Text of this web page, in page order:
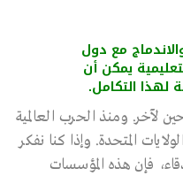
مع دول
يمكن أن
التكامل.
لآخر. ومنذ الحرب العالمية
المتحدة. وإذا كنا نفكر
فإن هذه المؤسسات